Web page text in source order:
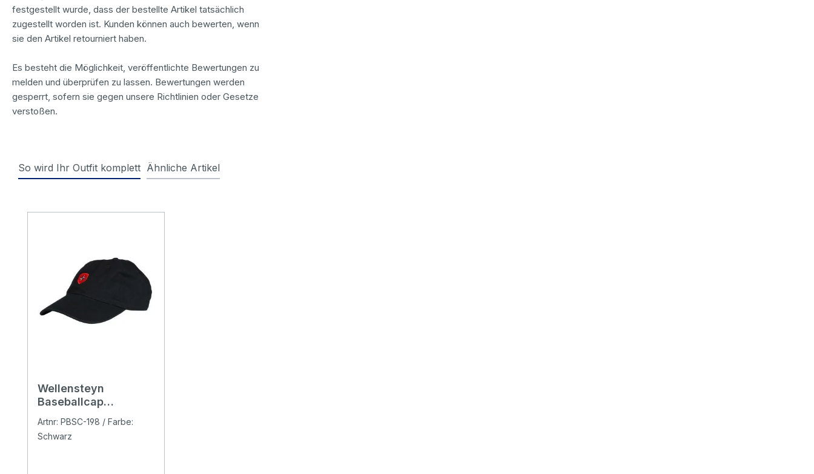
festgestellt wurde, dass der bestellte Artikel tatsächlich
zugestellt worden ist. Kunden können auch bewerten, wenn
sie den Artikel retourniert haben.
Es besteht die Möglichkeit, veröffentlichte Bewertungen zu
melden und überprüfen zu lassen. Bewertungen werden
gesperrt, sofern sie gegen unsere Richtlinien oder Gesetze
verstoßen.
So wird Ihr Outfit komplett Ähnliche Artikel
Wellensteyn
Baseballcap
Artnr: PBSC-198 / Farbe:
Schwarz